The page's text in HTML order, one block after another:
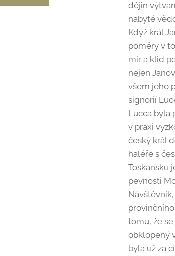
dějin
nabyté
Když král
poměry v
mír a klid
nejen
všem jeho
signorií
Lucca byla
v praxi
český král
haléře s
Toskansku
pevnosti
tomu, že
obklopený
byla už za